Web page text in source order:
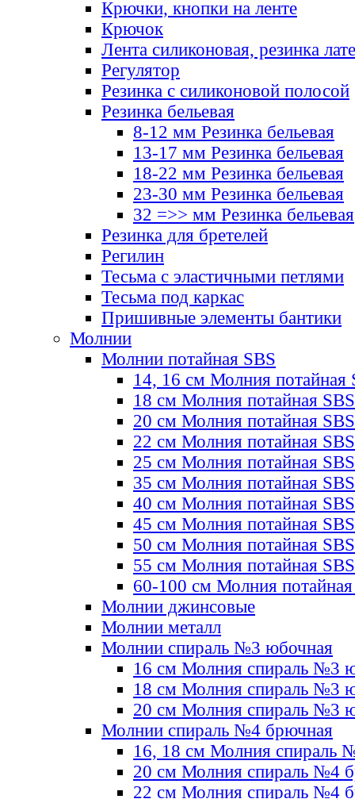
Крючки, кнопки на ленте
Крючок
Лента силиконовая, резинка
Регулятор
Резинка с силиконовой полосой
Резинка бельевая
8-12 мм Резинка бельевая
13-17 мм Резинка бельевая
18-22 мм Резинка бельевая
23-30 мм Резинка бельевая
32 =>> мм Резинка бельевая
Резинка для бретелей
Регилин
Тесьма с эластичными петлями
Тесьма под каркас
Пришивные элементы бантики
Молнии
Молнии потайная SBS
14, 16 см Молния потайная
18 см Молния потайная SBS
20 см Молния потайная SBS
22 см Молния потайная SBS
25 см Молния потайная SBS
35 см Молния потайная SBS
40 см Молния потайная SBS
45 см Молния потайная SBS
50 см Молния потайная SBS
55 см Молния потайная SBS
60-100 см Молния
Молнии джинсовые
Молнии металл
Молнии спираль №3 юбочная
16 см Молния спираль №3
18 см Молния спираль №3
20 см Молния спираль №3
Молнии спираль №4 брючная
16, 18 см Молния спираль
20 см Молния спираль №4
22 см Молния спираль №4